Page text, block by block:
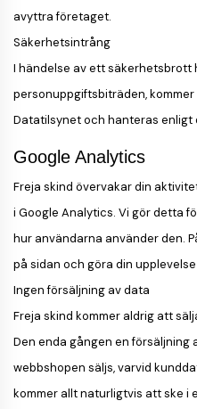
avyttra företaget.
Säkerhetsintrång
I händelse av ett säkerhetsbrott
personuppgiftsbiträden,
Datatilsynet och hanteras enligt
Google Analytics
Freja skind övervakar din
i Google Analytics. Vi gör detta
hur användarna använder den.
på sidan och göra din
Ingen försäljning av data
Freja skind kommer aldrig att
Den enda gången en försäljning
webbshopen säljs, varvid
kommer allt naturligtvis att ske i